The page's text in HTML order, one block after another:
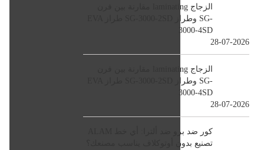
3000-4SD
28-07-2026
3000-4SD
28-07-2026
تصنيع بدون أوتوكلاف يناسب مصنعك؟